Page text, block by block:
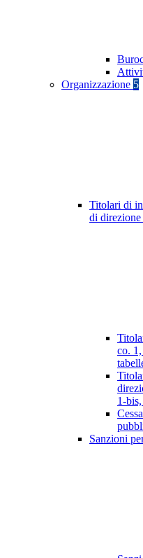
Organizzazione 5
Titolari di
di
co.
1-
Sanzioni